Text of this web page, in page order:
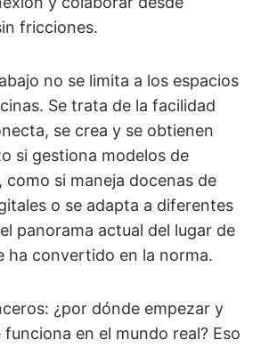
fricciones.
no se limita a los espacios
Se trata de la facilidad
se crea y se obtienen
si gestiona modelos de
si maneja docenas de
o se adapta a diferentes
panorama actual del lugar de
ha convertido en la norma.
¿por dónde empezar y
en el mundo real? Eso